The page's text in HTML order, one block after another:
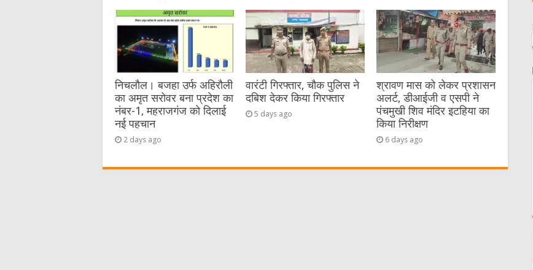
निचलौल। बजहा उर्फ अहिरौली
का अमृत सरोवर बना प्रदेश का
नंबर-1, महराजगंज को दिलाई
नई पहचान
2 days ago
वारंटी गिरफ्तार, चौक पुलिस ने
दबिश देकर किया गिरफ्तार
5 days ago
श्रावण मास को लेकर प्रशासन
अलर्ट, डीआईजी व एसपी ने
पंचमुखी शिव मंदिर इटहिया का
किया निरीक्षण
6 days ago